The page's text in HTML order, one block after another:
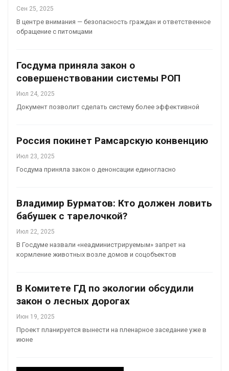
Сен 25, 2025
В центре внимания — безопасность граждан и ответственное
обращение с питомцами
Госдума приняла закон о
совершенствовании системы РОП
Июл 24, 2025
Документ позволит сделать систему более эффективной
Россия покинет Рамсарскую конвенцию
Июл 23, 2025
Госдума приняла закон о денонсации единогласно
Владимир Бурматов: Кто должен ловить
бабушек с тарелочкой?
Июл 22, 2025
В Госдуме назвали «неадминистрируемым» запрет на
кормление животных возле домов и соцобъектов
В Комитете ГД по экологии обсудили
закон о лесных дорогах
Июн 19, 2025
Проект планируется вынести на пленарное заседание уже в
июне